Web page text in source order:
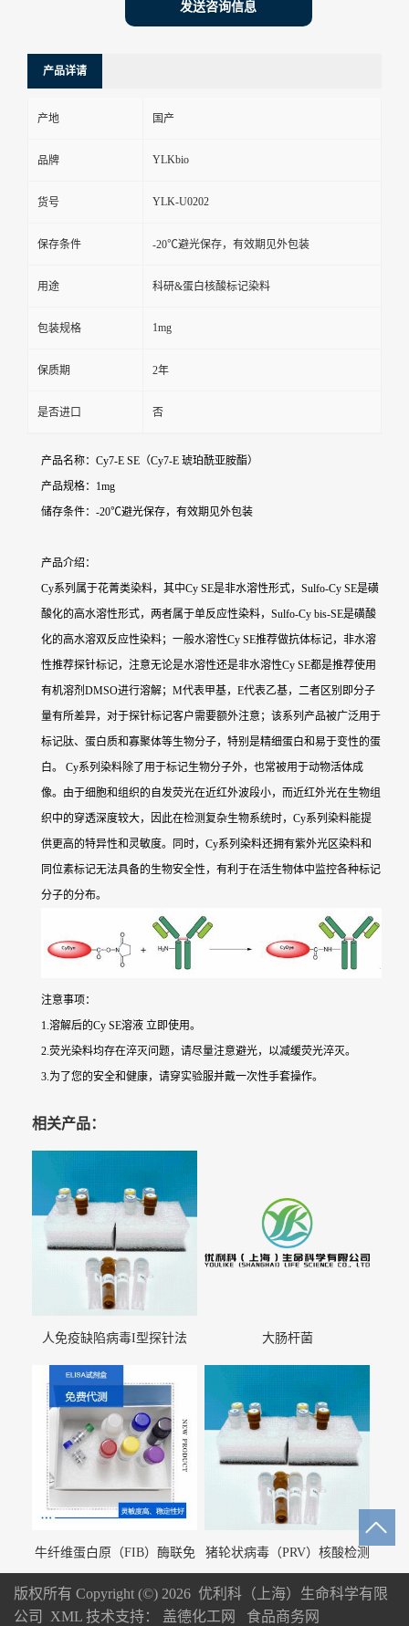
发送咨询信息
产品详请
产地 国产
品牌 YLKbio
货号 YLK-U0202
保存条件 -20℃避光保存，有效期见外包装
用途 科研&蛋白核酸标记染料
包装规格 1mg
保质期 2年
是否进口 否
产品名称：Cy7-E SE（Cy7-E 琥珀酰亚胺酯）
产品规格：1mg
储存条件：-20℃避光保存，有效期见外包装
产品介绍：
Cy系列属于花菁类染料，其中Cy SE是非水溶性形式，Sulfo-Cy SE是磺
酸化的高水溶性形式，两者属于单反应性染料，Sulfo-Cy bis-SE是磺酸
化的高水溶双反应性染料；一般水溶性Cy SE推荐做抗体标记，非水溶
性推荐探针标记，注意无论是水溶性还是非水溶性Cy SE都是推荐使用
有机溶剂DMSO进行溶解；M代表甲基，E代表乙基，二者区别即分子
量有所差异，对于探针标记客户需要额外注意；该系列产品被广泛用于
标记肽、蛋白质和寡聚体等生物分子，特别是精细蛋白和易于变性的蛋
白。 Cy系列染料除了用于标记生物分子外，也常被用于动物活体成
像。由于细胞和组织的自发荧光在近红外波段小，而近红外光在生物组
织中的穿透深度较大，因此在检测复杂生物系统时，Cy系列染料能提
供更高的特异性和灵敏度。同时，Cy系列染料还拥有紫外光区染料和
同位素标记无法具备的生物安全性，有利于在活生物体中监控各种标记
分子的分布。
注意事项：
1.溶解后的Cy SE溶液 立即使用。
2.荧光染料均存在淬灭问题，请尽量注意避光，以减缓荧光淬灭。
3.为了您的安全和健康，请穿实验服并戴一次性手套操作。
相关产品：
人免疫缺陷病毒I型探针法
大肠杆菌
牛纤维蛋白原（FIB）酶联免
疫分析试剂盒
猪轮状病毒（PRV）核酸检测
试剂盒（荧光 PCR 法）
版权所有 Copyright (©) 2026 优利科（上海）生命科学有限
公司
XML 技术支持： 盖德化工网 食品商务网